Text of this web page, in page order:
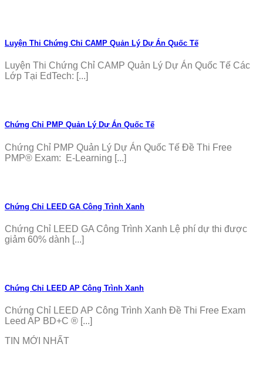
Luyện Thi Chứng Chỉ CAMP Quản Lý Dự Án Quốc Tế
Luyện Thi Chứng Chỉ CAMP Quản Lý Dự Án Quốc Tế Các
Lớp Tại EdTech: [...]
Chứng Chỉ PMP Quản Lý Dự Án Quốc Tế
Chứng Chỉ PMP Quản Lý Dự Án Quốc Tế Đề Thi Free
PMP® Exam: E-Learning [...]
Chứng Chỉ LEED GA Công Trình Xanh
Chứng Chỉ LEED GA Công Trình Xanh Lệ phí dự thi được
giảm 60% dành [...]
Chứng Chỉ LEED AP Công Trình Xanh
Chứng Chỉ LEED AP Công Trình Xanh Đề Thi Free Exam
Leed AP BD+C ® [...]
TIN MỚI NHẤT